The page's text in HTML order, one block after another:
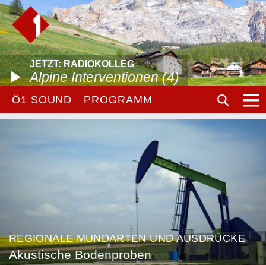
JETZT: RADIOKOLLEG
Alpine Interventionen (4)
Ö1 SOUND PROGRAMM
REGIONALE MUNDARTEN UND AUSDRÜCKE
Akustische Bodenproben